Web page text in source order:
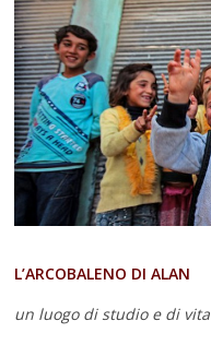
L’ARCOBALENO DI ALAN
un luogo di studio e di vita